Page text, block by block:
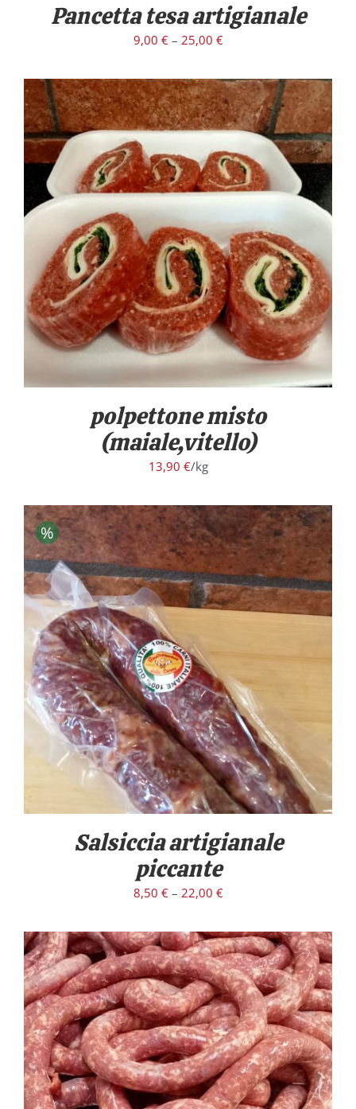
Pancetta tesa artigianale
9,00 €– 25,00 €
/ DETTAGLI
polpettone misto
(maiale,vitello)
13,90 €/kg
%
/ DETTAGLI
Salsiccia artigianale
piccante
8,50 €– 22,00 €
/ DETTAGLI